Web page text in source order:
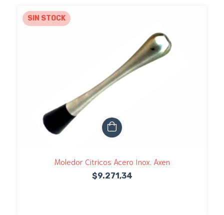
SIN STOCK
Moledor Citricos Acero Inox. Axen
$9.271,34